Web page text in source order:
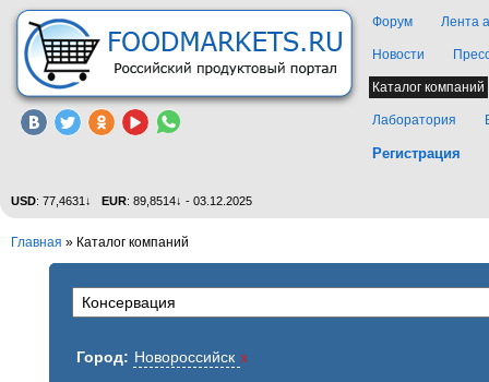
Форум Лента
Новости
Каталог компаний
Лаборатория
Регистрация
USD: 77,4631↓ EUR: 89,8514↓ - 03.12.2025
Главная » Каталог компаний
Город: Новороссийск x